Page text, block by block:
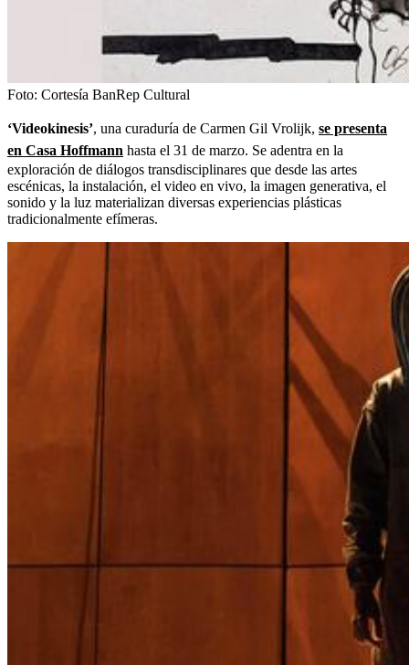
Foto: Cortesía BanRep Cultural
‘Videokinesis’, una curaduría de Carmen Gil Vrolijk, se presenta
en Casa Hoffmann hasta el 31 de marzo. Se adentra en la
exploración de diálogos transdisciplinares que desde las artes
escénicas, la instalación, el video en vivo, la imagen generativa, el
sonido y la luz materializan diversas experiencias plásticas
tradicionalmente efímeras.